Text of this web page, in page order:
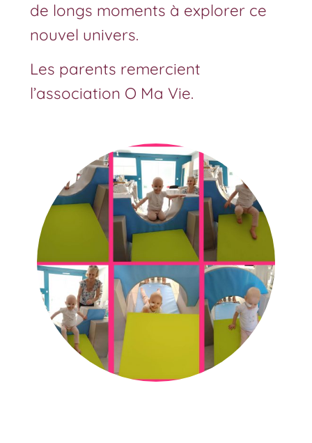
de longs moments à explorer ce
nouvel univers.
Les parents remercient
l’association O Ma Vie.